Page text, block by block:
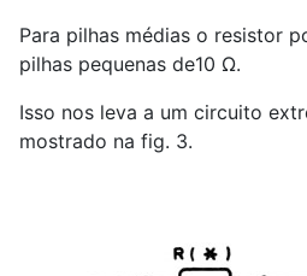
Para pilhas médias o resistor
pilhas pequenas de10 Ω.
Isso nos leva a um circuito
mostrado na fig. 3.